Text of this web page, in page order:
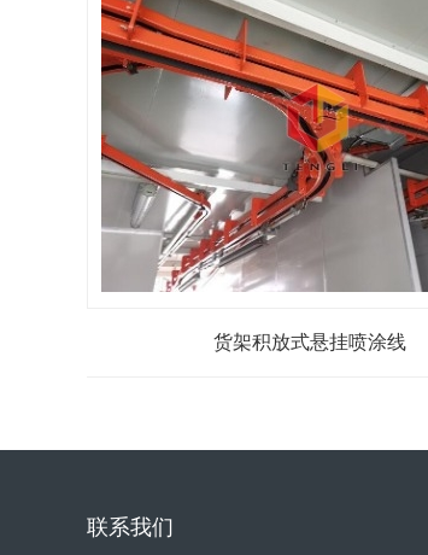
货架积放式悬挂喷涂线
联系我们